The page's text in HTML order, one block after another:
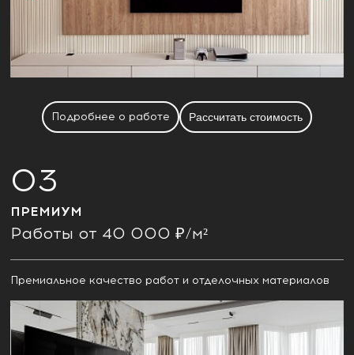
Подробнее о работе Рассчитать стоимость
ПРЕМИУМ
Работы от 40 000 ₽/м²
Премиальное качество работ и отделочных материалов